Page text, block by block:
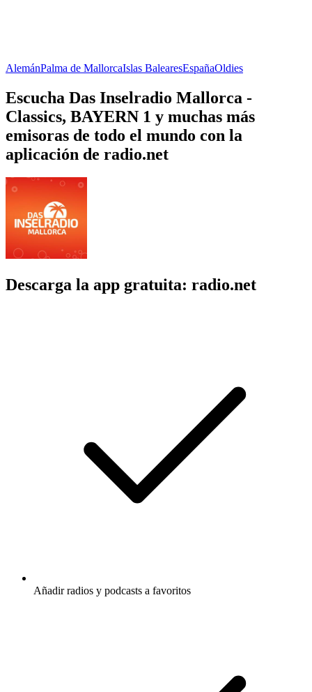
AlemánPalma de MallorcaIslas BalearesEspañaOldies
Escucha Das Inselradio Mallorca -
Classics, BAYERN 1 y muchas más
emisoras de todo el mundo con la
aplicación de radio.net
Descarga la app gratuita: radio.net
Añadir radios y podcasts a favoritos